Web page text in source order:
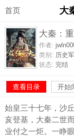
首页 大
大秦：
作者:
类别: 历史
状态: 完结
查看目录 开始
始皇三十七年，沙
亥登基，大秦二世
业付之一炬。一睁